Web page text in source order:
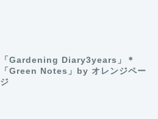
「Gardening Diary3years」＊
「Green Notes」by オレンジペー
ジ